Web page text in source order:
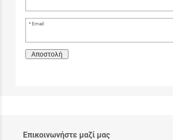
Email:
Αποστολή
Επικοινωνήστε μαζί μας